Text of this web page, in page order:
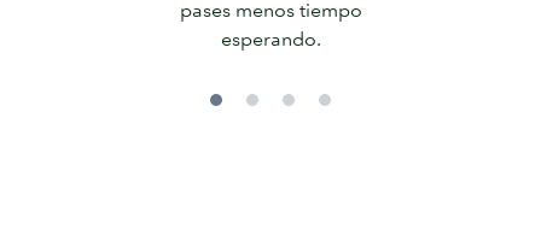
pases menos tiempo
esperando.